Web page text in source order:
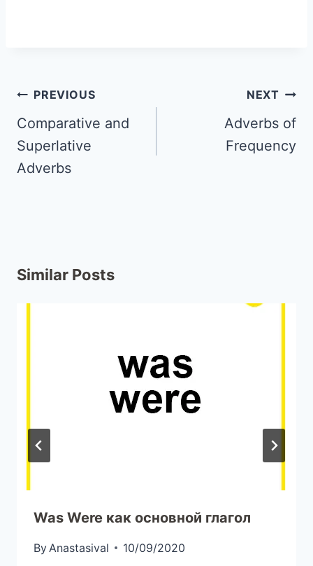
PREVIOUS
Comparative and
Superlative
Adverbs
NEXT
Adverbs of
Frequency
Similar Posts
Was Were как основной глагол
By Anastasival 10/09/2020